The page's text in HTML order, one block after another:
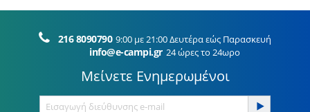
216 8090790 9:00 με 21:00 Δευτέρα εώς Παρασκευή
info@e-campi.gr 24 ώρες το 24ωρο
Μείνετε Ενημερωμένοι